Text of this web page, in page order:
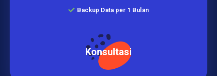
Backup Data per 1 Bulan
Konsultasi